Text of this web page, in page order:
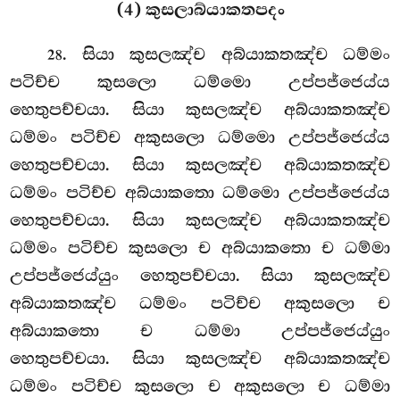
(4) කුසලාබ්යාකතපදං
28. සියා කුසලඤ්ච අබ්යාකතඤ්ච ධම්මං
පටිච්ච කුසලො ධම්මො උප්පජ්ජෙය්ය
හෙතුපච්චයා. සියා කුසලඤ්ච අබ්යාකතඤ්ච
ධම්මං පටිච්ච අකුසලො ධම්මො උප්පජ්ජෙය්ය
හෙතුපච්චයා. සියා කුසලඤ්ච අබ්යාකතඤ්ච
ධම්මං පටිච්ච අබ්යාකතො ධම්මො උප්පජ්ජෙය්ය
හෙතුපච්චයා. සියා කුසලඤ්ච අබ්යාකතඤ්ච
ධම්මං පටිච්ච කුසලො ච අබ්යාකතො ච ධම්මා
උප්පජ්ජෙය්යුං හෙතුපච්චයා. සියා කුසලඤ්ච
අබ්යාකතඤ්චධම්මං පටිච්ච අකුසලො ච
අබ්යාකතො ච ධම්මා උප්පජ්ජෙය්යුං
හෙතුපච්චයා. සියා කුසලඤ්ච අබ්යාකතඤ්ච
ධම්මං පටිච්ච කුසලො ච අකුසලො ච ධම්මා